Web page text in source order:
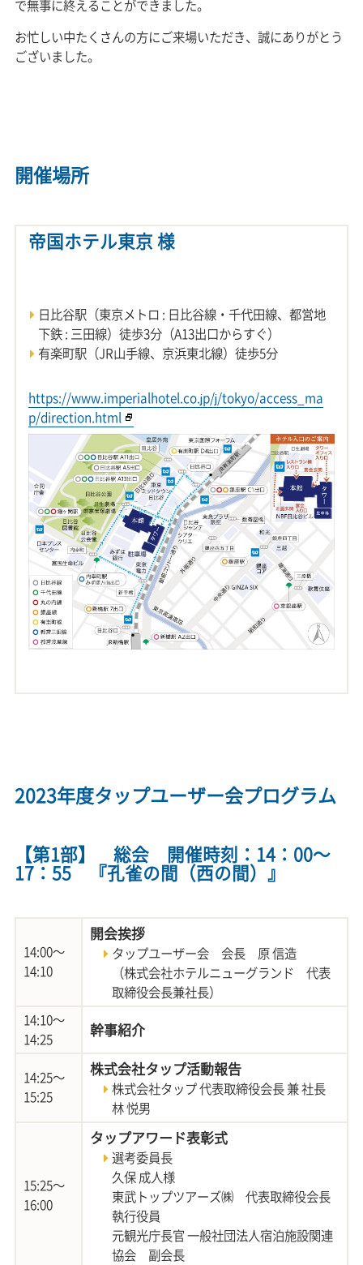
で無事に終えることができました。
お忙しい中たくさんの方にご来場いただき、誠にありがとう
ございました。
開催場所
帝国ホテル東京 様
日比谷駅（東京メトロ : 日比谷線・千代田線、都営地
下鉄 : 三田線）徒歩3分（A13出口からすぐ）
有楽町駅（JR山手線、京浜東北線）徒歩5分
https://www.imperialhotel.co.jp/j/tokyo/access_ma
p/direction.html
2023年度タップユーザー会プログラム
【第1部】 総会 開催時刻：14：00～
17：55 『孔雀の間（西の間）』
14:00～
14:10
開会挨拶
タップユーザー会 会長 原 信造
（株式会社ホテルニューグランド 代表
取締役会長兼社長）
14:10～
14:25
幹事紹介
14:25～
15:25
株式会社タップ活動報告
株式会社タップ 代表取締役会長 兼 社長
林 悦男
15:25～
16:00
タップアワード表彰式
選考委員長
久保 成人様
東武トップツアーズ㈱ 代表取締役会長
執行役員
元観光庁長官 一般社団法人宿泊施設関連
協会 副会長